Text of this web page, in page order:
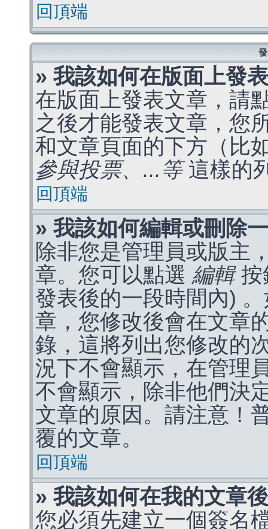
回頂端
» 我該如何在版面上發
在版面上發表文章，請
之後才能發表文章，您
和文章頁面的下方（比
參與投票、...等這樣的
回頂端
» 我該如何編輯或刪除
除非您是管理員或版主
章。您可以點選 編輯按
發表後的一段時間內)
章，您修改後會在文章
錄，這將列出您修改的
況下不會顯示，在管理
不會顯示，除非他們決
文章的原因。請注意！
覆的文章。
回頂端
» 我該如何在我的文章
您必須先建立一個簽名